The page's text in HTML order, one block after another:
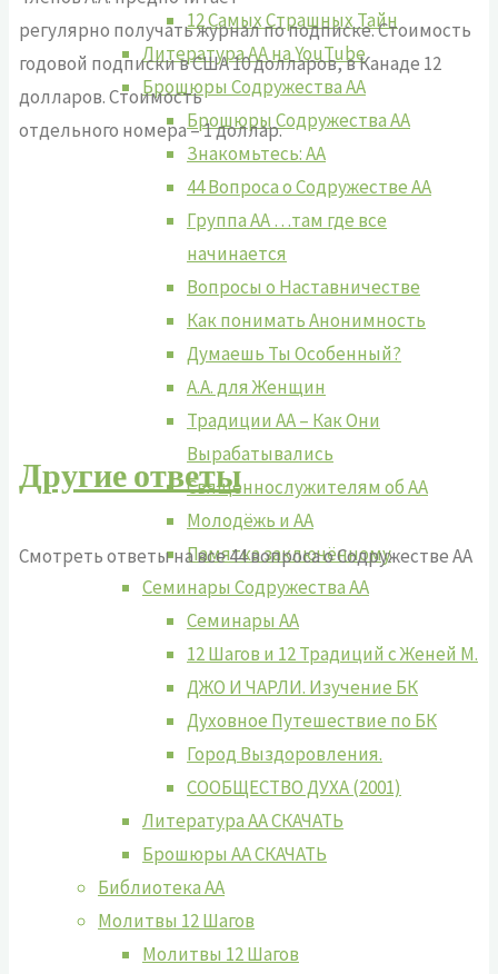
12 Самых Страшных Тайн
Литература АА на YouTube
Брошюры Содружества АА
Брошюры Содружества АА
Знакомьтесь: АА
44 Вопроса о Содружестве АА
Группа АА …там где все
начинается
Вопросы о Наставничестве
Как понимать Анонимность
Думаешь Ты Особенный?
А.А. для Женщин
Традиции АА – Как Они
Вырабатывались
Священнослужителям об АА
Молодёжь и АА
Памятка заключённому
Семинары Содружества АА
Семинары АА
12 Шагов и 12 Традиций с Женей М.
ДЖО И ЧАРЛИ. Изучение БК
Духовное Путешествие по БК
Город Выздоровления.
СООБЩЕСТВО ДУХА (2001)
Литература АА СКАЧАТЬ
Брошюры АА СКАЧАТЬ
Библиотека АА
Молитвы 12 Шагов
Молитвы 12 Шагов
регулярно получать журнал по подписке. Стоимость
годовой подписки в США 10 долларов, в Канаде 12
долларов. Стоимость
отдельного номера – 1 доллар.
Другие ответы
Смотреть ответы на все 44 вопроса о Содружестве АА